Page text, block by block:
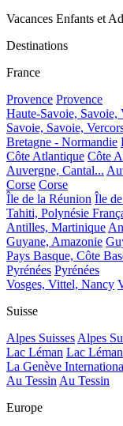
Vacances Enfants et
Destinations
France
Provence Provence
Haute-Savoie, Savoie,
Savoie, Savoie,
Bretagne - Normandie
Côte Atlantique Côte
Auvergne, Cantal...
Corse Corse
Île de la Réunion Île
Tahiti, Polynésie
Antilles, Martinique
Guyane, Amazonie
Pays Basque, Côte
Pyrénées Pyrénées
Vosges, Vittel, Nancy
Suisse
Alpes Suisses Alpes
Lac Léman Lac Léman
La Genève
Au Tessin Au Tessin
Europe